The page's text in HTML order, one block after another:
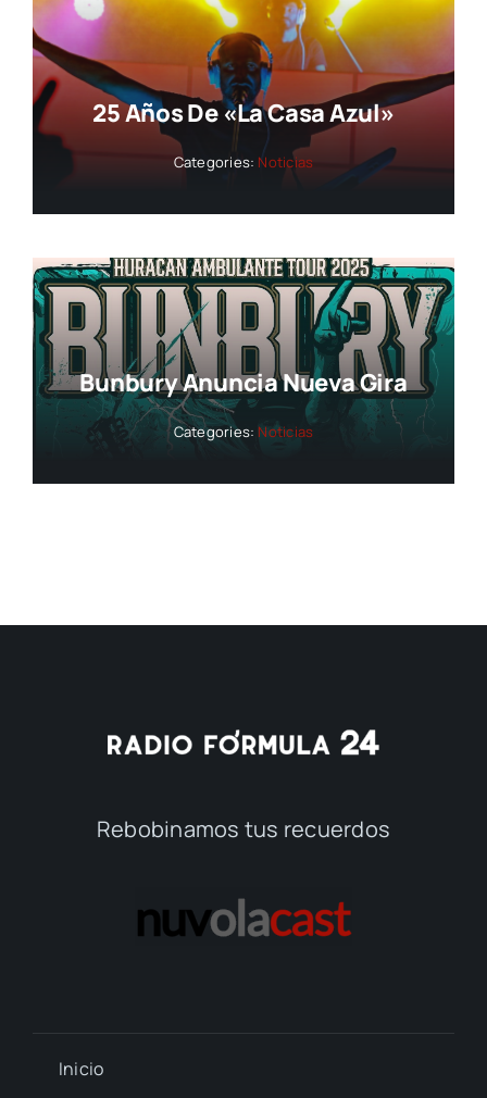
25 Años De «La Casa Azul»
Categories: Noticias
Bunbury Anuncia Nueva Gira
Categories: Noticias
Rebobinamos tus recuerdos
Inicio